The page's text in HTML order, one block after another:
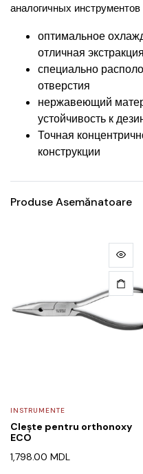
аналогичных
оптимальное
отличная
специально
отверстия
нержавеющий
устойчивость к
Точная
конструкции
Produse Asemănatoare
INSTRUMENTE
Clește pentru orthonoxy
ECO
1,798.00 MDL